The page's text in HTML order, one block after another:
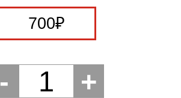
700₽
- 1 +